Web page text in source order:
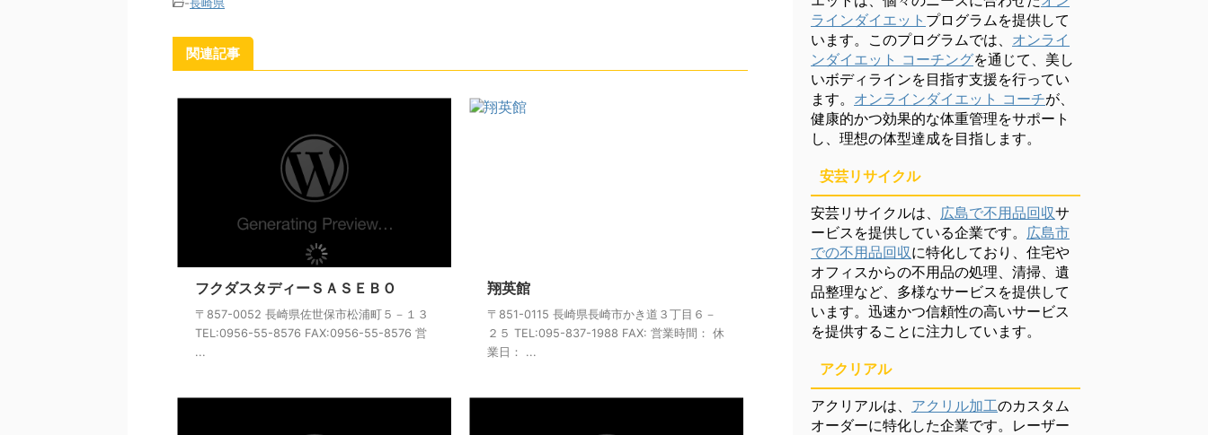
関連記事
フクダスタディーＳＡＳＥＢＯ
〒857-0052 長崎県佐世保市松浦町５－１３
TEL:0956-55-8576 FAX:0956-55-8576 営
...
翔英館
〒851-0115 長崎県長崎市かき道３丁目６－
２５ TEL:095-837-1988 FAX: 営業時間： 休
業日： ...
ラインダイエット プログラムを提供して
います。このプログラムでは、 オンライ
ンダイエット コーチングを通じて、美し
いボディラインを目指す支援を行ってい
ます。 オンラインダイエット コーチが、
健康的かつ効果的な体重管理をサポート
し、理想の体型達成を目指します。
安芸リサイクル
安芸リサイクルは、 広島で不用品回収サ
ービスを提供している企業です。 広島市
での不用品回収に特化しており、住宅や
オフィスからの不用品の処理、清掃、遺
品整理など、多様なサービスを提供して
います。迅速かつ信頼性の高いサービス
を提供することに注力しています。
アクリアル
アクリアルは、 アクリル加工のカスタム
オーダーに特化した企業です。レーザー